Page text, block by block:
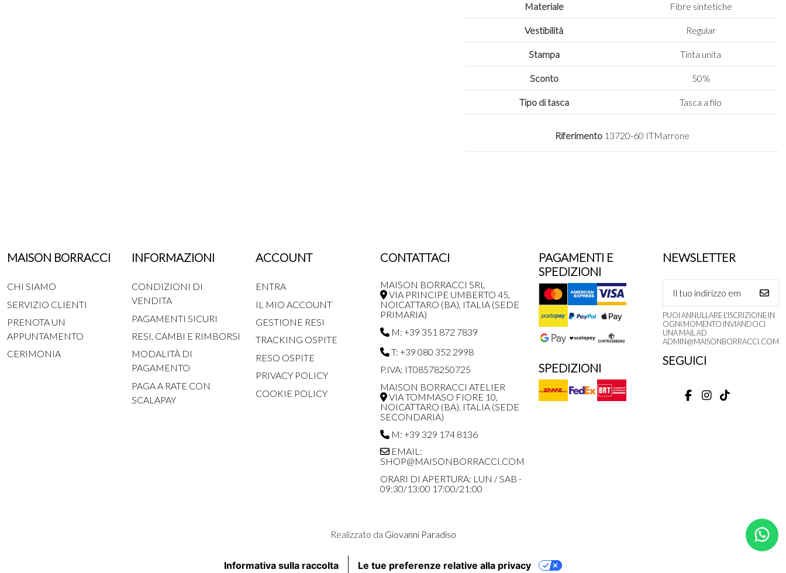
Materiale Fibre sintetiche
Vestibilità Regular
Stampa Tinta unita
Sconto 50%
Tipo di tasca Tasca a filo
Riferimento 13720-60 ITMarrone
MAISON BORRACCI
CHI SIAMO
SERVIZIO CLIENTI
PRENOTA UN
APPUNTAMENTO
CERIMONIA
INFORMAZIONI
CONDIZIONI DI
VENDITA
PAGAMENTI SICURI
RESI, CAMBI E RIMBORSI
MODALITÀ DI
PAGAMENTO
PAGA A RATE CON
SCALAPAY
ACCOUNT
ENTRA
IL MIO ACCOUNT
GESTIONE RESI
TRACKING OSPITE
RESO OSPITE
PRIVACY POLICY
COOKIE POLICY
CONTATTACI
MAISON BORRACCI SRL
VIA PRINCIPE UMBERTO 45,
NOICATTARO (BA), ITALIA (SEDE
PRIMARIA)
M: +39 351 872 7839
T: +39 080 352 2998
P.IVA: IT08578250725
MAISON BORRACCI ATELIER
VIA TOMMASO FIORE 10,
NOICATTARO (BA), ITALIA (SEDE
SECONDARIA)
M: +39 329 174 8136
EMAIL:
SHOP@MAISONBORRACCI.COM
ORARI DI APERTURA: LUN / SAB -
09:30/13:00 17:00/21:00
PAGAMENTI E
SPEDIZIONI
SPEDIZIONI
NEWSLETTER
PUOI ANNULLARE L'ISCRIZIONE IN
OGNI MOMENTO INVIANDOCI
UNA MAIL AD
ADMIN@MAISONBORRACCI.COM
SEGUICI
Realizzato da Giovanni Paradiso
Informativa sulla raccolta Le tue preferenze relative alla privacy